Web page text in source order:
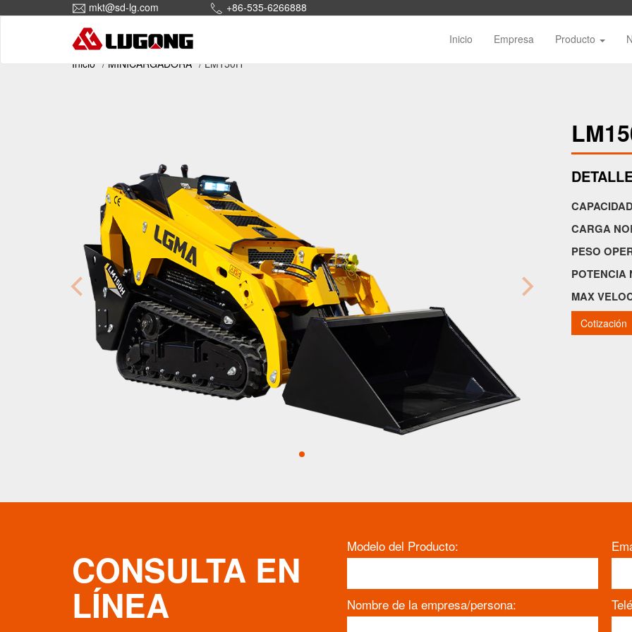
mkt@sd-lg.com +86-535-6266888
Inicio Empresa Producto
Inicio
MINICARGADORA LM150H
CARGA
PESO
POTENCIA
MAX
Cotización
CONSULTA EN
LÍNEA
Modelo del Producto:
Nombre de la empresa/persona: